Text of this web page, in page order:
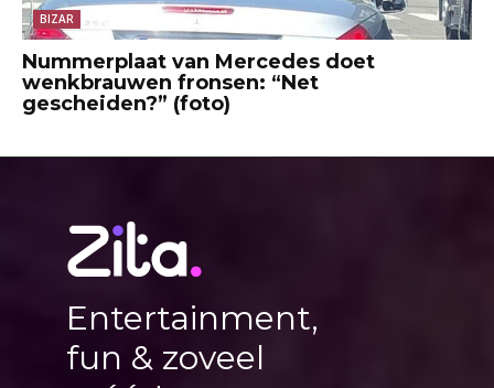
BIZAR
Nummerplaat van Mercedes doet
wenkbrauwen fronsen: “Net
gescheiden?” (foto)
Entertainment,
fun & zoveel